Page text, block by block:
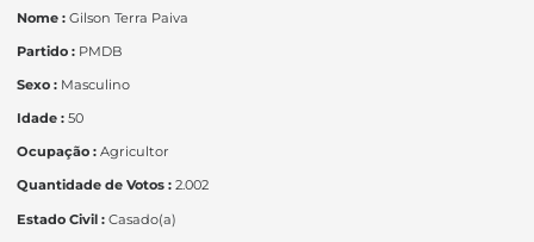
Nome :Gilson Terra Paiva
Partido : PMDB
Sexo : Masculino
Idade :50
Ocupação :Agricultor
Quantidade de Votos :2.002
Estado Civil :Casado(a)